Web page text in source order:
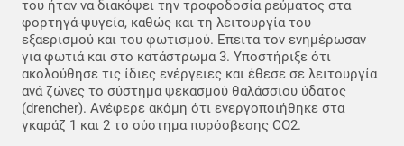
του ήταν να διακόψει την τροφοδοσία ρεύματος στα
φορτηγά-ψυγεία, καθώς και τη λειτουργία του
εξαερισμού και του φωτισμού. Επειτα τον ενημέρωσαν
για φωτιά και στο κατάστρωμα 3. Υποστήριξε ότι
ακολούθησε τις ίδιες ενέργειες και έθεσε σε λειτουργία
ανά ζώνες το σύστημα ψεκασμού θαλάσσιου ύδατος
(drencher). Ανέφερε ακόμη ότι ενεργοποιήθηκε στα
γκαράζ 1 και 2 το σύστημα πυρόσβεσης CO2.